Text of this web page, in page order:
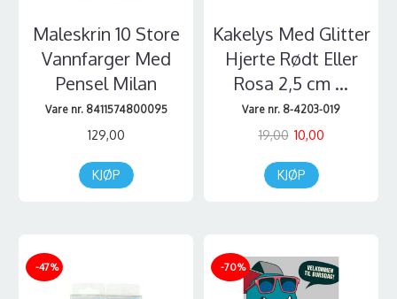
Maleskrin 10 Store
Vannfarger Med
Pensel Milan
Vare nr. 8411574800095
129,00
KJØP
Kakelys Med Glitter
Hjerte Rødt Eller
Rosa 2,5 cm ...
Vare nr. 8-4203-019
19,00 10,00
KJØP
-47% -70%